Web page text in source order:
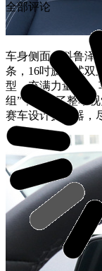
车身侧面，科鲁泽
条，16吋旋风式双
型，充满力量感。
组”，拉宽了整车
赛车设计扩散器，
全部评论